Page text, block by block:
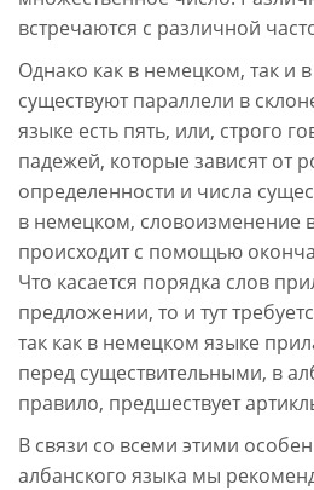
встречаются с различной
Однако как в немецком, так и
существуют параллели в
языке есть пять, или, строго
падежей, которые зависят от
определенности и числа
в немецком, словоизменение
происходит с помощью
Что касается порядка слов
предложении, то и тут
так как в немецком языке
перед существительными, в
правило, предшествует
В связи со всеми этими
албанского языка мы